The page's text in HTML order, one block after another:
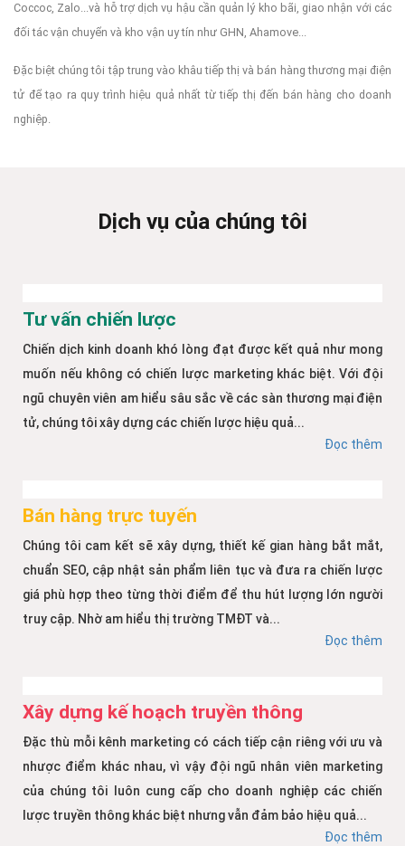
Coccoc, Zalo...và hỗ trợ dịch vụ hậu cần quản lý kho bãi, giao nhận với các
đối tác vận chuyển và kho vận uy tín như GHN, Ahamove...
Đặc biệt chúng tôi tập trung vào khâu tiếp thị và bán hàng thương mại điện
tử để tạo ra quy trình hiệu quả nhất từ tiếp thị đến bán hàng cho doanh
nghiệp.
Dịch vụ của chúng tôi
Tư vấn chiến lược
Chiến dịch kinh doanh khó lòng đạt được kết quả như mong
muốn nếu không có chiến lược marketing khác biệt. Với đội
ngũ chuyên viên am hiểu sâu sắc về các sàn thương mại điện
tử, chúng tôi xây dựng các chiến lược hiệu quả...
Đọc thêm
Bán hàng trực tuyến
Chúng tôi cam kết sẽ xây dựng, thiết kế gian hàng bắt mắt,
chuẩn SEO, cập nhật sản phẩm liên tục và đưa ra chiến lược
giá phù hợp theo từng thời điểm để thu hút lượng lớn người
truy cập. Nhờ am hiểu thị trường TMĐT và...
Đọc thêm
Xây dựng kế hoạch truyền thông
Đặc thù mỗi kênh marketing có cách tiếp cận riêng với ưu và
nhược điểm khác nhau, vì vậy đội ngũ nhân viên marketing
của chúng tôi luôn cung cấp cho doanh nghiệp các chiến
lược truyền thông khác biệt nhưng vẫn đảm bảo hiệu quả...
Đọc thêm